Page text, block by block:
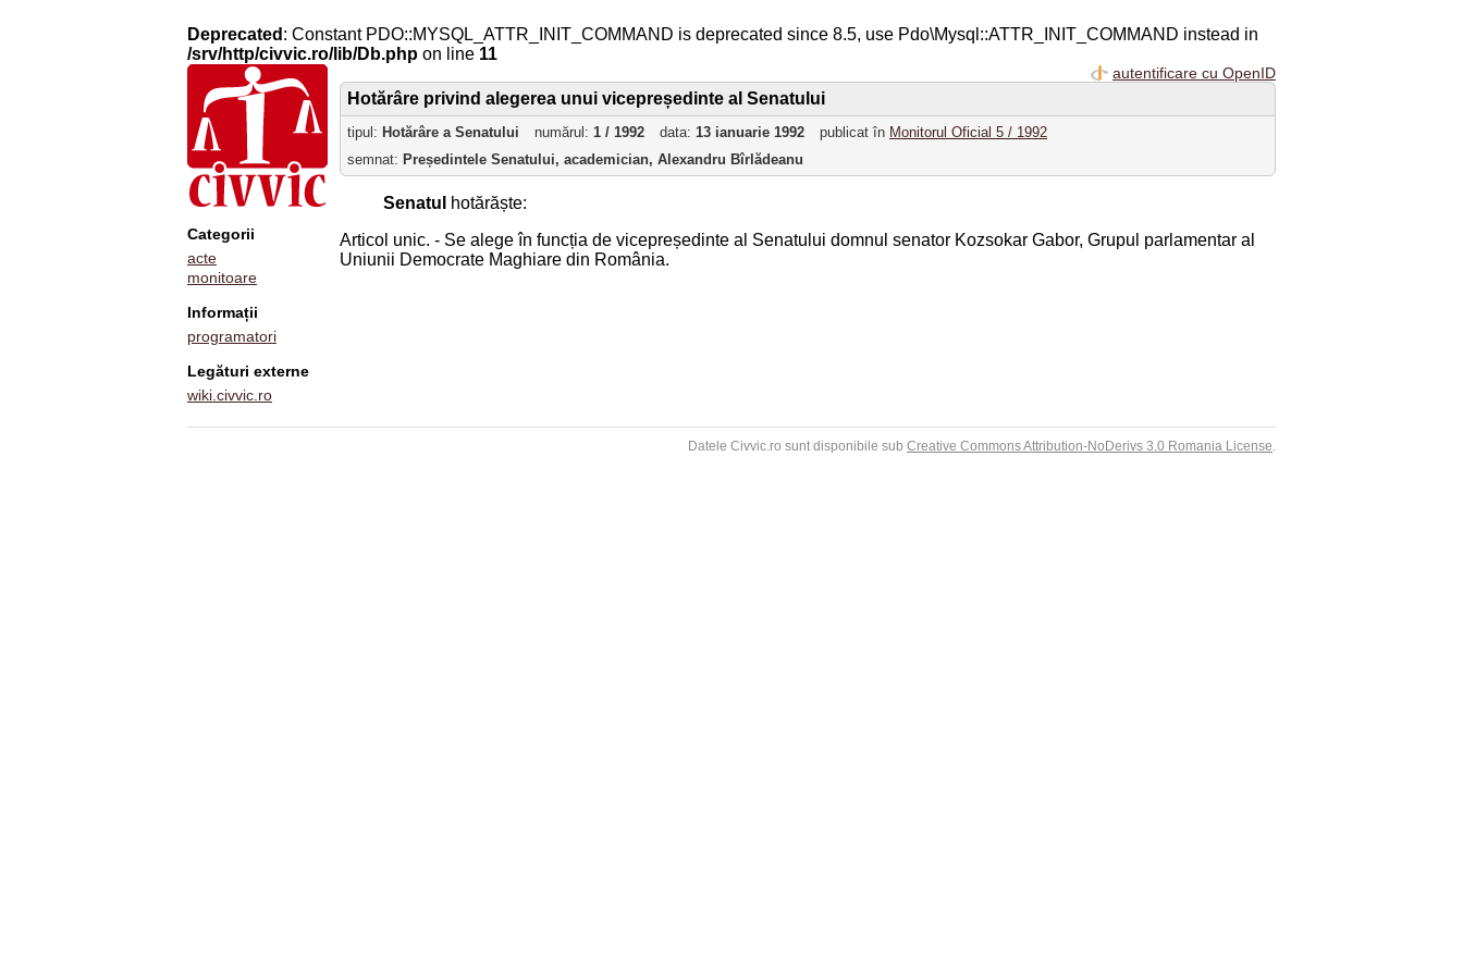
Deprecated : Constant PDO::MYSQL_ATTR_INIT_COMMAND is deprecated since 8.5, use Pdo\Mysql::ATTR_INIT_COMMAND instead in
/srv/http/civvic.ro/lib/Db.php on line 11
Categorii
acte
monitoare
Informații
programatori
Legături externe
wiki.civvic.ro
autentificare cu OpenID
Hotărâre privind alegerea unui vicepreședinte al Senatului
tipul: Hotărâre a Senatului numărul: 1 / 1992 data: 13 ianuarie 1992 publicat în Monitorul Oficial 5 / 1992
semnat: Președintele Senatului, academician, Alexandru Bîrlădeanu
Senatul
hotărăște:
Articol unic. - Se alege în funcția de vicepreședinte al Senatului domnul senator Kozsokar Gabor, Grupul parlamentar al
Uniunii Democrate Maghiare din România.
Datele Civvic.ro sunt disponibile sub Creative Commons Attribution-NoDerivs 3.0 Romania License.